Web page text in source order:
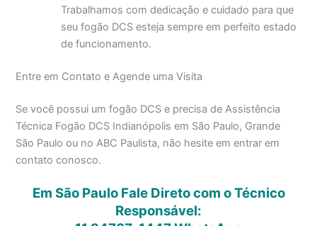
Trabalhamos com dedicação e cuidado para que
seu fogão DCS esteja sempre em perfeito estado
de funcionamento.
Entre em Contato e Agende uma Visita
Se você possui um fogão DCS e precisa de Assistência
Técnica Fogão DCS Indianópolis em São Paulo, Grande
São Paulo ou no ABC Paulista, não hesite em entrar em
contato conosco.
Em São Paulo Fale Direto com o Técnico
Responsável: